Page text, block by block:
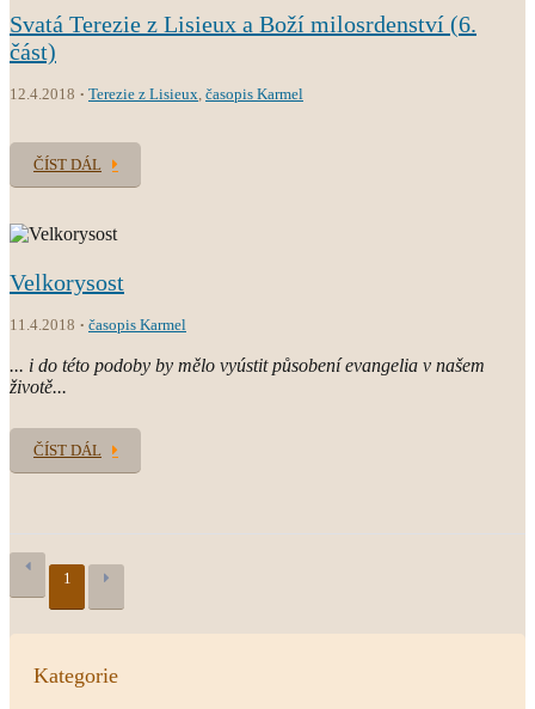
Svatá Terezie z Lisieux a Boží milosrdenství (6.
část)
12.4.2018 Terezie z Lisieux časopis Karmel
ČÍST DÁL
Velkorysost
11.4.2018 časopis Karmel
... i do této podoby by mělo vyústit působení evangelia v našem
životě...
ČÍST DÁL
1
Kategorie